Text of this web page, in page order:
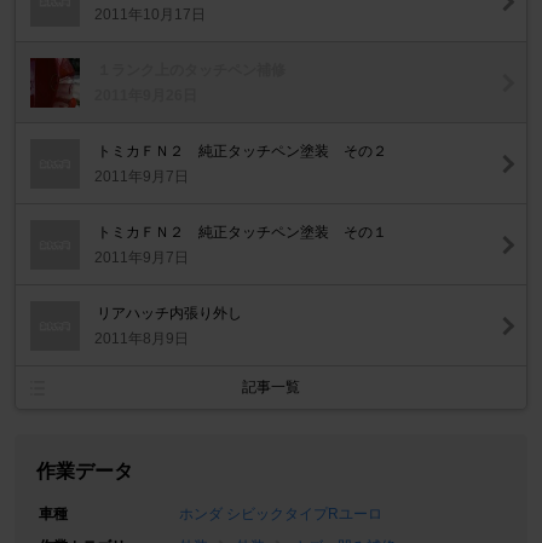
2011年10月17日
トミカＦＮ２ 純正タッチペン塗装 その２
2011年9月7日
トミカＦＮ２ 純正タッチペン塗装 その１
2011年9月7日
リアハッチ内張り外し
2011年8月9日
記事一覧
作業データ
車種
ホンダ シビックタイプRユーロ